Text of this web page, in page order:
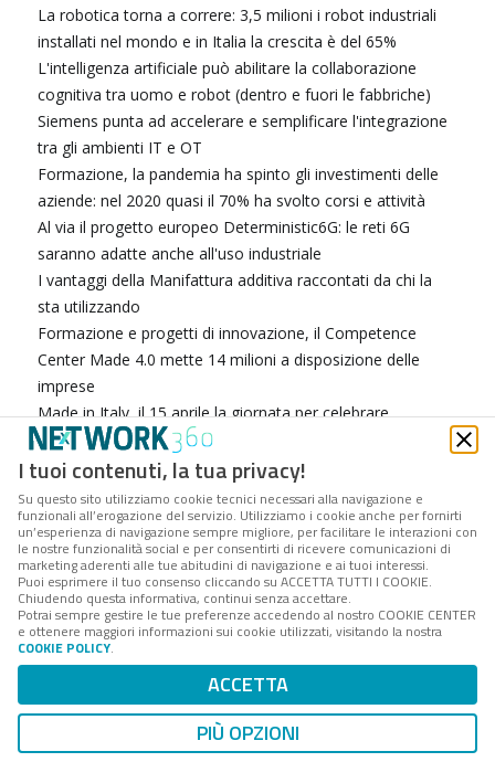
La robotica torna a correre: 3,5 milioni i robot industriali
installati nel mondo e in Italia la crescita è del 65%
L'intelligenza artificiale può abilitare la collaborazione
cognitiva tra uomo e robot (dentro e fuori le fabbriche)
Siemens punta ad accelerare e semplificare l'integrazione
tra gli ambienti IT e OT
Formazione, la pandemia ha spinto gli investimenti delle
aziende: nel 2020 quasi il 70% ha svolto corsi e attività
Al via il progetto europeo Deterministic6G: le reti 6G
saranno adatte anche all'uso industriale
I vantaggi della Manifattura additiva raccontati da chi la
sta utilizzando
Formazione e progetti di innovazione, il Competence
Center Made 4.0 mette 14 milioni a disposizione delle
imprese
Made in Italy, il 15 aprile la giornata per celebrare
l'eccellenza italiana
Forum Cyber 4.0, appuntamento a Roma il 4 e 5 giugno
per l'appuntamento dedicato alla cybersicurezza
Beckhoff Technology Days: due appuntamenti da non
perdere per scoprire l'automazione PC-based
Credito d'imposta per la formazione, tutte le attività
incentivate (c'è anche il marketing)
ABB premia tre neolaureati dell'Università di Genova per
tesi su IoT e Smart Cities
L'industria connessa e la convergenza tra IT e OT
secondo Rockwell Automation
Martedì TechEd, Rockwell Automation propone un corso
su dispositivi, macchine e sistemi smart, controllo dei
I tuoi contenuti, la tua privacy!
Su questo sito utilizziamo cookie tecnici necessari alla navigazione e
funzionali all’erogazione del servizio. Utilizziamo i cookie anche per fornirti
un’esperienza di navigazione sempre migliore, per facilitare le interazioni con
le nostre funzionalità social e per consentirti di ricevere comunicazioni di
marketing aderenti alle tue abitudini di navigazione e ai tuoi interessi.
Puoi esprimere il tuo consenso cliccando su ACCETTA TUTTI I COOKIE.
Chiudendo questa informativa, continui senza accettare.
Potrai sempre gestire le tue preferenze accedendo al nostro COOKIE CENTER
e ottenere maggiori informazioni sui cookie utilizzati, visitando la nostra
COOKIE POLICY.
ACCETTA
PIÙ OPZIONI